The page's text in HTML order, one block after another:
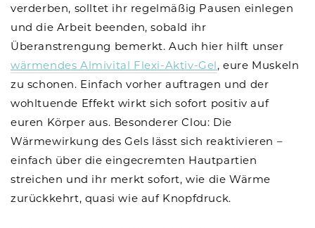
verderben, solltet ihr regelmäßig Pausen einlegen
und die Arbeit beenden, sobald ihr
Überanstrengung bemerkt. Auch hier hilft unser
wärmendes Almivital Flexi-Aktiv-Gel, eure Muskeln
zu schonen. Einfach vorher auftragen und der
wohltuende Effekt wirkt sich sofort positiv auf
euren Körper aus. Besonderer Clou: Die
Wärmewirkung des Gels lässt sich reaktivieren –
einfach über die eingecremten Hautpartien
streichen und ihr merkt sofort, wie die Wärme
zurückkehrt, quasi wie auf Knopfdruck.